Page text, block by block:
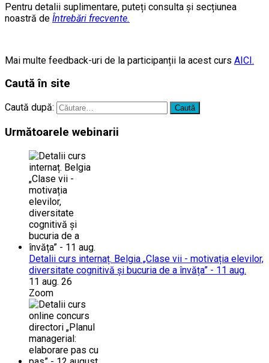
Pentru detalii suplimentare, puteți consulta şi secțiunea
noastră de Întrebări frecvente.
Mai multe feedback-uri de la participanții la acest curs AICI.
Caută în site
Caută după:
Următoarele webinarii
Detalii curs internaț. Belgia „Clase vii - motivația elevilor,
diversitate cognitivă și bucuria de a învăța” - 11 aug.
11 aug. 26
Zoom